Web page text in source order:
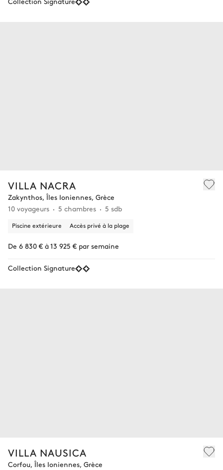
VILLA NACRA
Zakynthos, Îles Ioniennes, Grèce
10 voyageurs
5 chambres 5 sdb
Piscine extérieure Accès privé à la plage
De 6 830 € à 13 925 € par semaine
Collection Signature
VILLA NAUSICA
Corfou, Îles Ioniennes, Grèce